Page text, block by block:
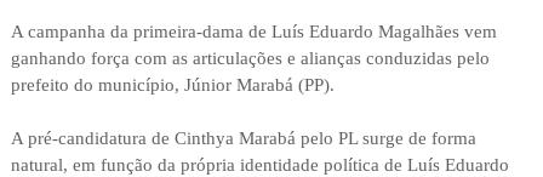
A campanha da primeira-dama de Luís Eduardo Magalhães vem
ganhando força com as articulações e alianças conduzidas pelo
prefeito do município, Júnior Marabá (PP).
A pré-candidatura de Cinthya Marabá pelo PL surge de forma
natural, em função da própria identidade política de Luís Eduardo